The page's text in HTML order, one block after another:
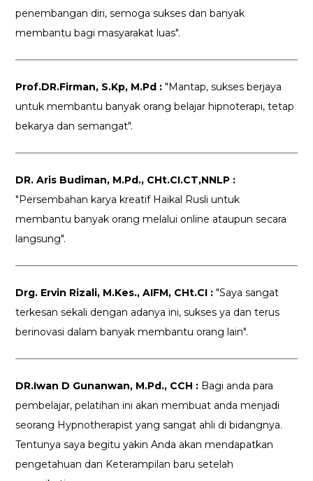
penembangan diri, semoga sukses dan banyak
membantu bagi masyarakat luas".
Prof.DR.Firman, S.Kp, M.Pd : "Mantap, sukses berjaya
untuk membantu banyak orang belajar hipnoterapi, tetap
bekarya dan semangat".
DR. Aris Budiman, M.Pd., CHt.CI.CT,NNLP :
"Persembahan karya kreatif Haikal Rusli untuk
membantu banyak orang melalui online ataupun secara
langsung".
Drg. Ervin Rizali, M.Kes., AIFM, CHt.CI : "Saya sangat
terkesan sekali dengan adanya ini, sukses ya dan terus
berinovasi dalam banyak membantu orang lain".
DR.Iwan D Gunanwan, M.Pd., CCH : Bagi anda para
pembelajar, pelatihan ini akan membuat anda menjadi
seorang Hypnotherapist yang sangat ahli di bidangnya.
Tentunya saya begitu yakin Anda akan mendapatkan
pengetahuan dan Keterampilan baru setelah